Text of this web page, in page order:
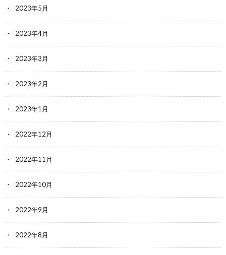
2023年5月
2023年4月
2023年3月
2023年2月
2023年1月
2022年12月
2022年11月
2022年10月
2022年9月
2022年8月